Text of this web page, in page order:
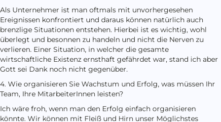
Als Unternehmer ist man oftmals mit unvorhergesehen
Ereignissen konfrontiert und daraus können natürlich auch
brenzlige Situationen entstehen. Hierbei ist es wichtig, wohl
überlegt und besonnen zu handeln und nicht die Nerven zu
verlieren. Einer Situation, in welcher die gesamte
wirtschaftliche Existenz ernsthaft gefährdet war, stand ich aber
Gott sei Dank noch nicht gegenüber.
4. Wie organisieren Sie Wachstum und Erfolg, was müssen Ihr
Team, Ihre MitarbeiterInnen leisten?
Ich wäre froh, wenn man den Erfolg einfach organisieren
könnte. Wir können mit Fleiß und Hirn unser Möglichstes